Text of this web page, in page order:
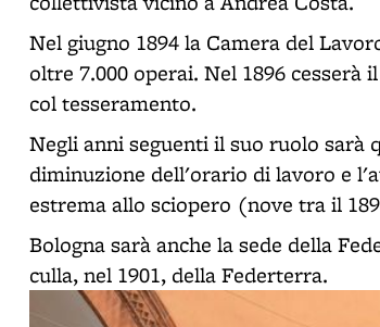
Nel giugno 1894 la Camera del
oltre 7.000 operai. Nel 1896
col tesseramento.
Negli anni seguenti il suo ruolo sarà
diminuzione dell'orario di lavoro e
estrema allo sciopero (nove tra il
Bologna sarà anche la sede della
culla, nel 1901, della Federterra.